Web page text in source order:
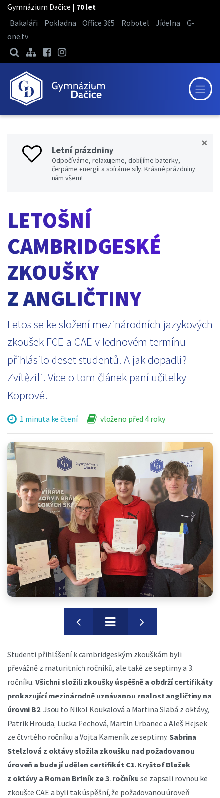
Gymnázium Dačice | 70 let
Bakaláři
Pokladna Office 365 Robotel Jídelna
G-
one.tv
×
Letní prázdniny
Odpočíváme, relaxujeme, dobíjíme baterky,
čerpáme energii a sbíráme síly. Krásné prázdniny
nám všem!
LETOŠNÍ
CAMBRIDGESKÉ
ZKOUŠKY
Z ANGLIČTINY
Letos se ke složení mezinárodních jazykových
zkoušek FCE a CAE v lednovém termínu
přihlásilo deset studentů. A jak dopadli?
Zvítězili. Více o tom článek paní učitelky
Koprové.
1 minuta ke čtení vloženo před 4 roky
Studenti přihlášení k cambridgeským zkouškám byli
převážně z maturitních ročníků, ale také ze septimy a 3.
ročníku. Všichni složili zkoušky úspěšně a obdrží certifikáty
prokazující mezinárodně uznávanou znalost angličtiny na
úrovni B2. Jsou to Nikol Koukalová a Martina Slabá z oktávy,
Patrik Hrouda, Lucka Pechová, Martin Urbanec a Aleš Hejsek
ze čtvrtého ročníku a Vojta Kameník ze septimy. Sabrina
Stelzlová z oktávy složila zkoušku nad požadovanou
úroveň a bude jí udělen certifikát C1. Kryštof Blažek
z oktávy a Roman Brtník ze 3. ročníku se zapsali rovnou ke
zkoušce CAE a byli tak úspěšní, že požadovanou úroveň